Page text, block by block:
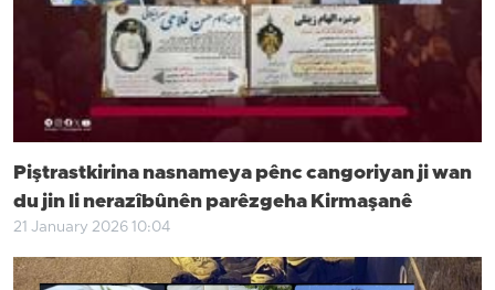
Piştrastkirina nasnameya pênc cangoriyan ji wan
du jin li nerazîbûnên parêzgeha Kirmaşanê
21 January 2026 10:04